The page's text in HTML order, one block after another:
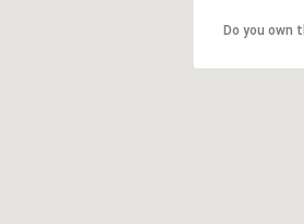
Do you own